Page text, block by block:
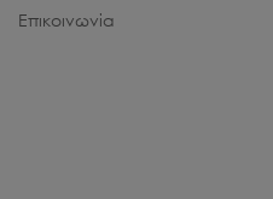
Επικοινωνία